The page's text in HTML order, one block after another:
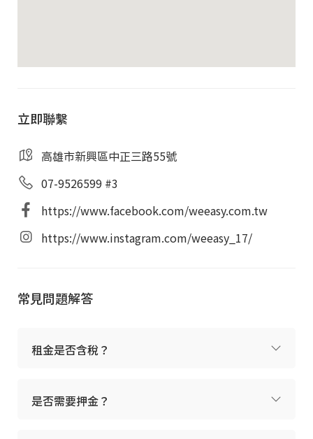
靠窗配置，自然光充足，工作更舒適
獨立隔間，安靜不受干擾
方案包含
會議室預約 8 折優惠
自由區使用權（接待訪客）
櫃台人員服務（28F）
訪客接待
立即聯繫
高雄市新興區中正三路55號
07-9526599 #3
https://www.facebook.com/weeasy.com.tw
https://www.instagram.com/weeasy_17/
常見問題解答
租金是否含稅？
是否需要押金？